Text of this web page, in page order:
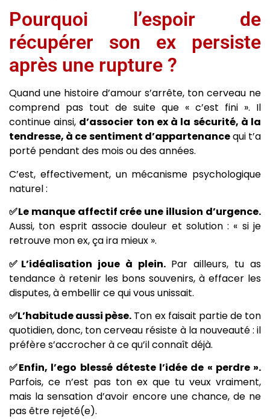
Pourquoi l’espoir de
récupérer son ex persiste
après une rupture ?
Quand une histoire d’amour s’arrête, ton cerveau ne
comprend pas tout de suite que « c’est fini ». Il
continue ainsi, d’associer ton ex à la sécurité, à la
tendresse, à ce sentiment d’appartenancequi t’a
porté pendant des mois ou des années.
C’est, effectivement, un mécanisme psychologique
naturel :
✅Le manque affectif crée une illusion d’urgence.
Aussi, ton esprit associe douleur et solution : « si je
retrouve mon ex, ça ira mieux ».
✅L’idéalisation joue à plein. Par ailleurs, tu as
tendance à retenir les bons souvenirs, à effacer les
disputes, à embellir ce qui vous unissait.
✅L’habitude aussi pèse. Ton ex faisait partie de ton
quotidien, donc, ton cerveau résiste à la nouveauté : il
préfère s’accrocher à ce qu’il connaît déjà.
✅Enfin, l’ego blessé déteste l’idée de « perdre ».
Parfois, ce n’est pas ton ex que tu veux vraiment,
mais la sensation d’avoir encore une chance, de ne
pas être rejeté(e).